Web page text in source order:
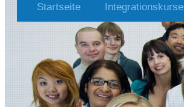
Startseite Integrationskurse